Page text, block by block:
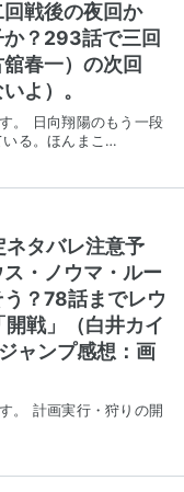
戦後の夜回か
？293話で三回
春一）の次回
よ）。
。 日向翔陽のもう一段
いる。ほんまこ…
タバレ注意予
・ノウマ・ルー
？78話までレウ
戦」（白井カイ
ャンプ感想：画
。 計画実行・狩りの開